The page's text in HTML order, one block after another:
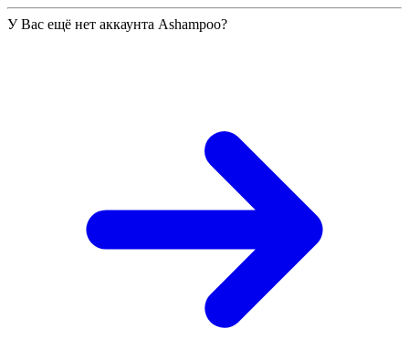
У Вас ещё нет аккаунта Ashampoo?